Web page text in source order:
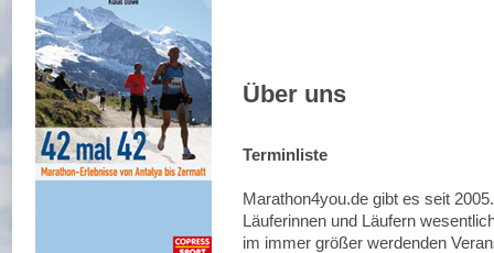
Über uns
Terminliste
Marathon4you.de gibt es seit
Läuferinnen und Läufern
im immer größer werdenden